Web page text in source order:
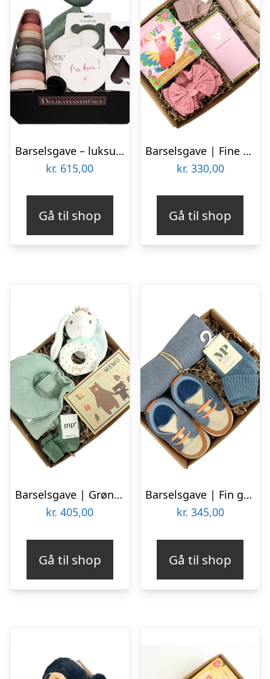
Barselsgave – luksus til den nyfødte dreng
kr. 615,00
Gå til shop
Barselsgave | Fine pige
kr. 330,00
Gå til shop
Barselsgave | Grøn kanin gave
kr. 405,00
Gå til shop
Barselsgave | Fin gaveæske til den nyfødte dreng
kr. 345,00
Gå til shop